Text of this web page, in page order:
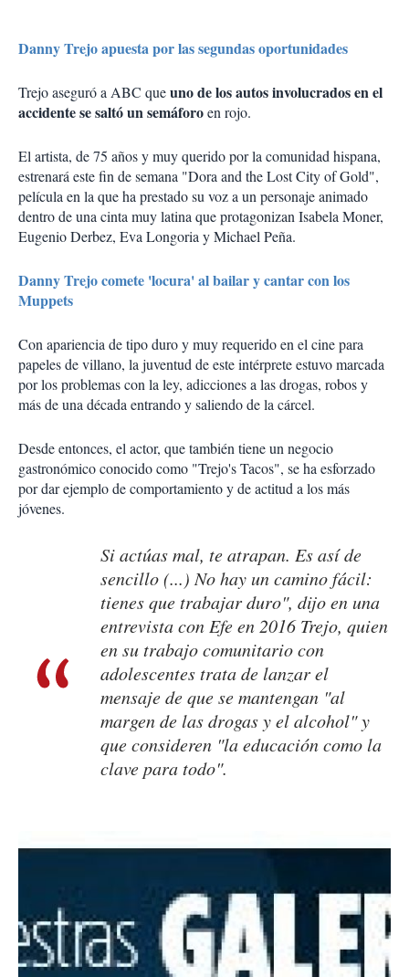
Danny Trejo apuesta por las segundas oportunidades
Trejo aseguró a ABC queuno de los autos involucrados en el
accidente se saltó un semáforoen rojo.
El artista, de 75 años y muy querido por la comunidad hispana,
estrenará este fin de semana "Dora and the Lost City of Gold",
película en la que ha prestado su voz a un personaje animado
dentro de una cinta muy latina que protagonizan Isabela Moner,
Eugenio Derbez, Eva Longoria y Michael Peña.
Danny Trejo comete 'locura' al bailar y cantar con los
Muppets
Con apariencia de tipo duro y muy requerido en el cine para
papeles de villano, la juventud de este intérprete estuvo marcada
por los problemas con la ley, adicciones a las drogas, robos y
más de una década entrando y saliendo de la cárcel.
Desde entonces, el actor, que también tiene un negocio
gastronómico conocido como "Trejo's Tacos", se ha esforzado
por dar ejemplo de comportamiento y de actitud a los más
jóvenes.
Si actúas mal, te atrapan. Es así de
sencillo (...) No hay un camino fácil:
tienes que trabajar duro", dijo en una
entrevista con Efe en 2016 Trejo, quien
en su trabajo comunitario con
adolescentes trata de lanzar el
mensaje de que se mantengan "al
margen de las drogas y el alcohol" y
que consideren "la educación como la
clave para todo".